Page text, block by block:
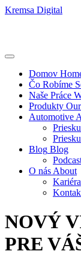
Kremsa Digital
Domov
Čo Robíme
Naše Práce
Produkty
Automotive
Blog Blog
O nás About
Kariéra
NOVÝ
PRE